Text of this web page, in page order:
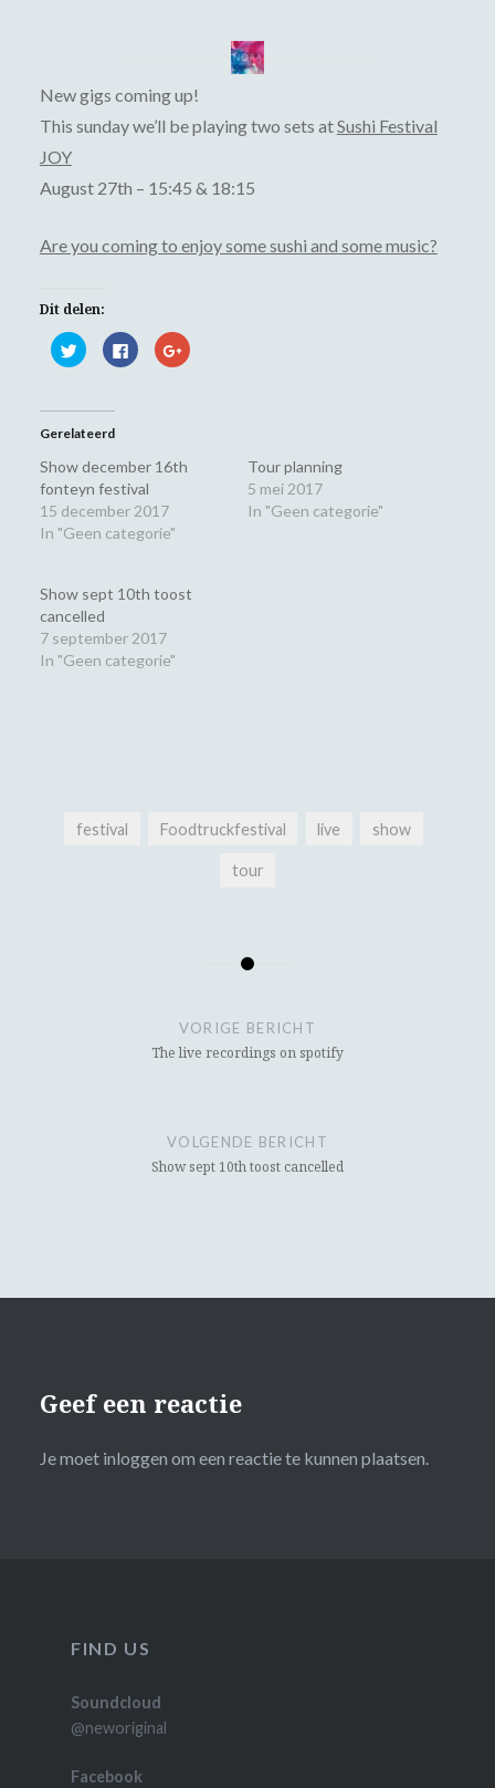
New gigs coming up!
This sunday we’ll be playing two sets atSushi Festival
JOY
August 27th – 15:45 & 18:15
Are you coming to enjoy some sushi and some music?
Dit delen:
Klik
om
Twitter
(Wordt
in
nieuw
venster
geopend)
Klik
om
nieuw
venster
geopend)
Klik
om
nieuw
venster
Gerelateerd
Show december 16th
fonteyn festival
15 december 2017
In "Geen categorie"
Tour planning
5 mei 2017
In "Geen categorie"
Show sept 10th toost
cancelled
7 september 2017
In "Geen categorie"
festival Foodtruckfestival live show
tour
VORIGE BERICHT
The live recordings on spotify
VOLGENDE BERICHT
Show sept 10th toost cancelled
Geef een reactie
Je moet inloggen om een reactie te kunnen plaatsen.
FIND US
Soundcloud
@neworiginal
Facebook